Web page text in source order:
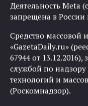
Деятельность Meta
запрещена в России
Средство массовой
«GazetaDaily.ru»
67944 от
службой по
технологий и
(Роскомнадзор).